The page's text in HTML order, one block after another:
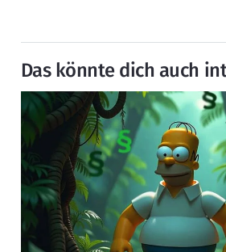
Das könnte dich auch